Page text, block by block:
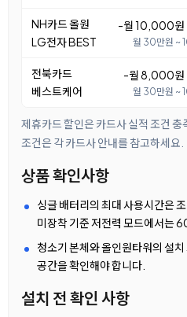
NH카드 올원
LG전자 BEST
-월 10,000
월 30만원 ~
전북카드
베스트케어
-월 8,000
월 30만원 ~
제휴카드 할인은 카드사 실적 조건
조건은 각 카드사 안내를 참고하세요.
상품 확인사항
싱글 배터리의 최대 사용시간은
미장착 기준 저전력 모드에서는
청소기 본체와 올인원타워의 설
공간을 확인해야 합니다.
설치 전 확인 사항